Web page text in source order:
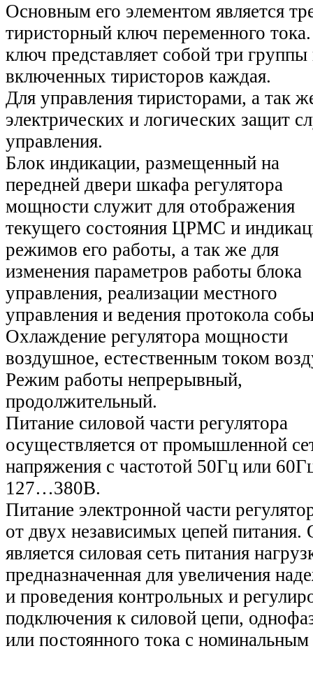
Основным его элементом является
тиристорный ключ переменного
ключ представляет собой три группы
включенных тиристоров каждая.
Для управления тиристорами, а так
электрических и логических защит
управления.
Блок индикации, размещенный на
передней двери шкафа регулятора
мощности служит для отображения
текущего состояния ЦРМС и
режимов его работы, а так же для
изменения параметров работы блока
управления, реализации местного
управления и ведения протокола
Охлаждение регулятора мощности
воздушное, естественным током
Режим работы непрерывный,
продолжительный.
Питание силовой части регулятора
осуществляется от промышленной
напряжения с частотой 50Гц или
127…380В.
Питание электронной части
от двух независимых цепей питания.
является силовая сеть питания
предназначенная для увеличения
и проведения контрольных и
подключения к силовой цепи,
или постоянного тока с